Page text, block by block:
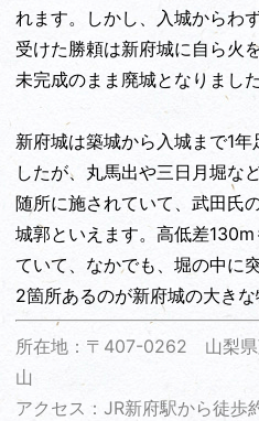
れます。しかし、入城からわ
受けた勝頼は新府城に自ら火
未完成のまま廃城となりました
新府城は築城から入城まで1
したが、丸馬出や三日月堀な
随所に施されていて、武田氏
城郭といえます。高低差
ていて、なかでも、堀の中に
2箇所あるのが新府城の大きな
所在地：〒407-0262 山梨県
山
アクセス：JR新府駅から徒歩